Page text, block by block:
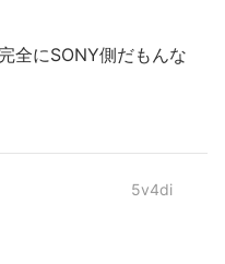
全にSONY側だもんな
5v4di